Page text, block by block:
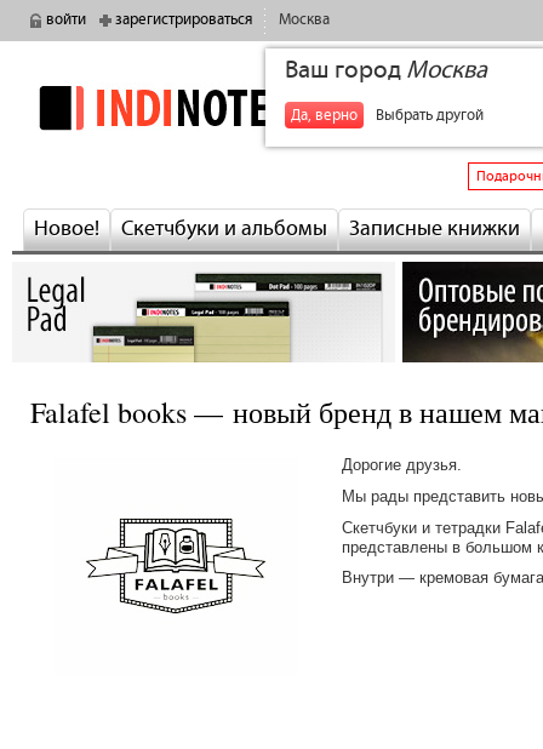
войти зарегистрироваться Москва
Ваш город Москва
Да, верно Выбрать другой
indinotes
Новое! Скетчбуки и альбомы Записные книжки
Falafel books — новый бренд в нашем
Дорогие друзья.
Мы рады представить
Скетчбуки и тетрадки
представлены в большом
Внутри — кремовая